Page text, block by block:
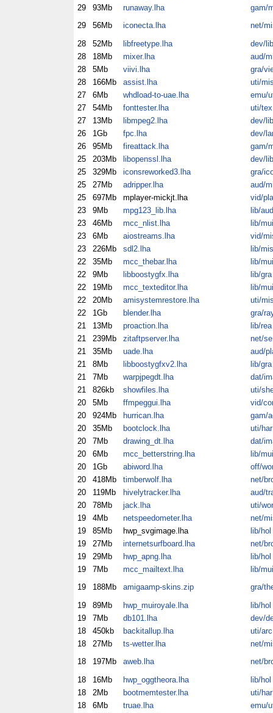
29
93Mb runaway.lha
gam/
29
56Mb iconecta.lha
net/
28
52Mb libfreetype.lha
dev/
28
18Mb mixer.lha
aud/
28
5Mb viivi.lha
gra/
28
166Mb assist.lha
uti/
27
6Mb whdload-to-uae.lha
emu/
27
54Mb fonttester.lha
uti/tex
27
13Mb libmpeg2.lha
dev/
26
1Gb fpc.lha
dev/
26
95Mb fireattack.lha
gam/
25
203Mb libopenssl.lha
dev/
25
329Mb iconsreworked3.lha
gra/
25
27Mb adripper.lha
aud/
25
697Mb mplayer-mickjt.lha
vid/pla
23
9Mb mpg123_lib.lha
lib/aud
23
46Mb mcc_nlist.lha
lib/mui
23
6Mb aiostreams.lha
vid/
23
226Mb sdl2.lha
lib/mis
22
35Mb mcc_thebar.lha
lib/mui
22
9Mb libboostygfx.lha
lib/gra
22
19Mb mcc_texteditor.lha
lib/mui
22
20Mb amisystemrestore.lha
uti/
22
1Gb blender.lha
gra/
21
13Mb proaction.lha
lib/rea
21
239Mb zitaftpserver.lha
net/
21
35Mb uade.lha
aud/
21
8Mb libboostygfxv2.lha
lib/gra
21
7Mb warpjpegdt.lha
dat/
21
826kb showfiles.lha
uti/
20
5Mb ffmpeggui.lha
vid/
20
924Mb hurrican.lha
gam/
20
35Mb bootclock.lha
uti/har
20
7Mb drawing_dt.lha
dat/
20
6Mb mcc_betterstring.lha
lib/mui
20
1Gb abiword.lha
off/
20
418Mb timberwolf.lha
net/
20
119Mb hivelytracker.lha
aud/
20
78Mb jack.lha
uti/wor
19
4Mb netspeedometer.lha
net/
19
85Mb hwp_svgimage.lha
lib/hol
19
27Mb internetsurfboard.lha
net/
19
29Mb hwp_apng.lha
lib/hol
19
7Mb mcc_mailtext.lha
lib/mui
19
188Mb amigaamp-skins.zip
gra/
19
89Mb hwp_muiroyale.lha
lib/hol
19
7Mb db101.lha
dev/
18
450kb backitallup.lha
uti/arc
18
27Mb ts-wetter.lha
net/
18
197Mb aweb.lha
net/
18
16Mb hwp_oggtheora.lha
lib/hol
18
2Mb bootmemtester.lha
uti/har
18
6Mb truae.lha
emu/